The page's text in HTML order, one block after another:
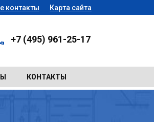
контакты Карта сайта
+7 (495) 961-25-17
КОНТАКТЫ